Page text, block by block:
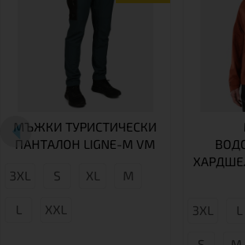
МЪЖКИ ТУРИСТИЧЕСКИ
ПАНТАЛОН LIGNE-M VM
3XL S XL M
L XXL 3XL L